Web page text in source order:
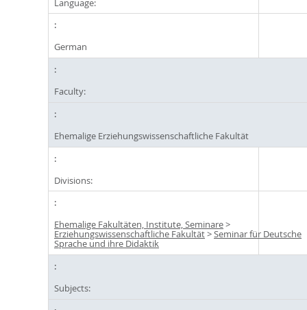
German
Faculty:
Ehemalige Erziehungswissenschaftliche Fakultät
Divisions:
Ehemalige Fakultäten, Institute, Seminare>
Erziehungswissenschaftliche Fakultät>Seminar für Deutsche
Sprache und ihre Didaktik
Subjects: